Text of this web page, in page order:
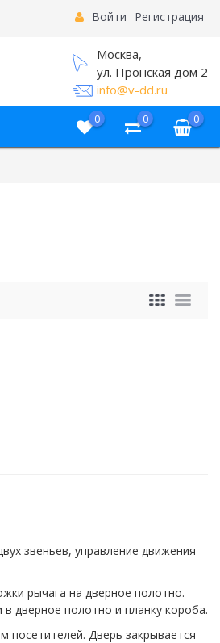
Войти Регистрация
Москва,
ул. Пронская дом 2
info@v-dd.ru
0 0 0
звеньев, управление движения
рычага на дверное полотно.
дверное полотно и планку короба.
посетителей. Дверь закрывается